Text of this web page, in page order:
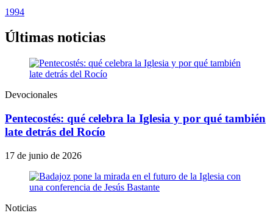
1994
Últimas noticias
Devocionales
Pentecostés: qué celebra la Iglesia y por qué también
late detrás del Rocío
17 de junio de 2026
Noticias